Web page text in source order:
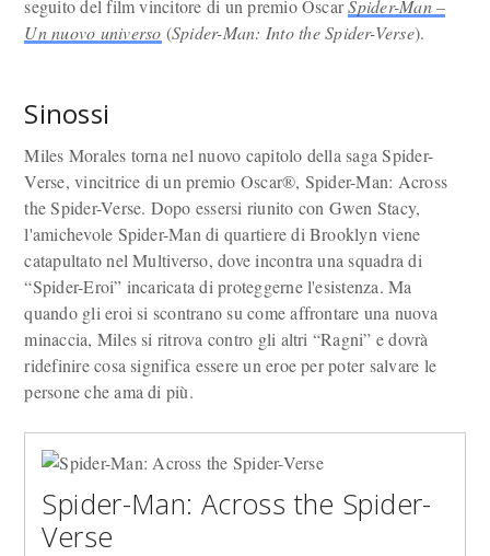
seguito del film vincitore di un premio OscarSpider-Man –
Un nuovo universo (Spider-Man: Into the Spider-Verse).
Sinossi
Miles Morales torna nel nuovo capitolo della saga Spider-
Verse, vincitrice di un premio Oscar®, Spider-Man: Across
the Spider-Verse. Dopo essersi riunito con Gwen Stacy,
l'amichevole Spider-Man di quartiere di Brooklyn viene
catapultato nel Multiverso, dove incontra una squadra di
“Spider-Eroi” incaricata di proteggerne l'esistenza. Ma
quando gli eroi si scontrano su come affrontare una nuova
minaccia, Miles si ritrova contro gli altri “Ragni” e dovrà
ridefinire cosa significa essere un eroe per poter salvare le
persone che ama di più.
Spider-Man: Across the Spider-
Verse